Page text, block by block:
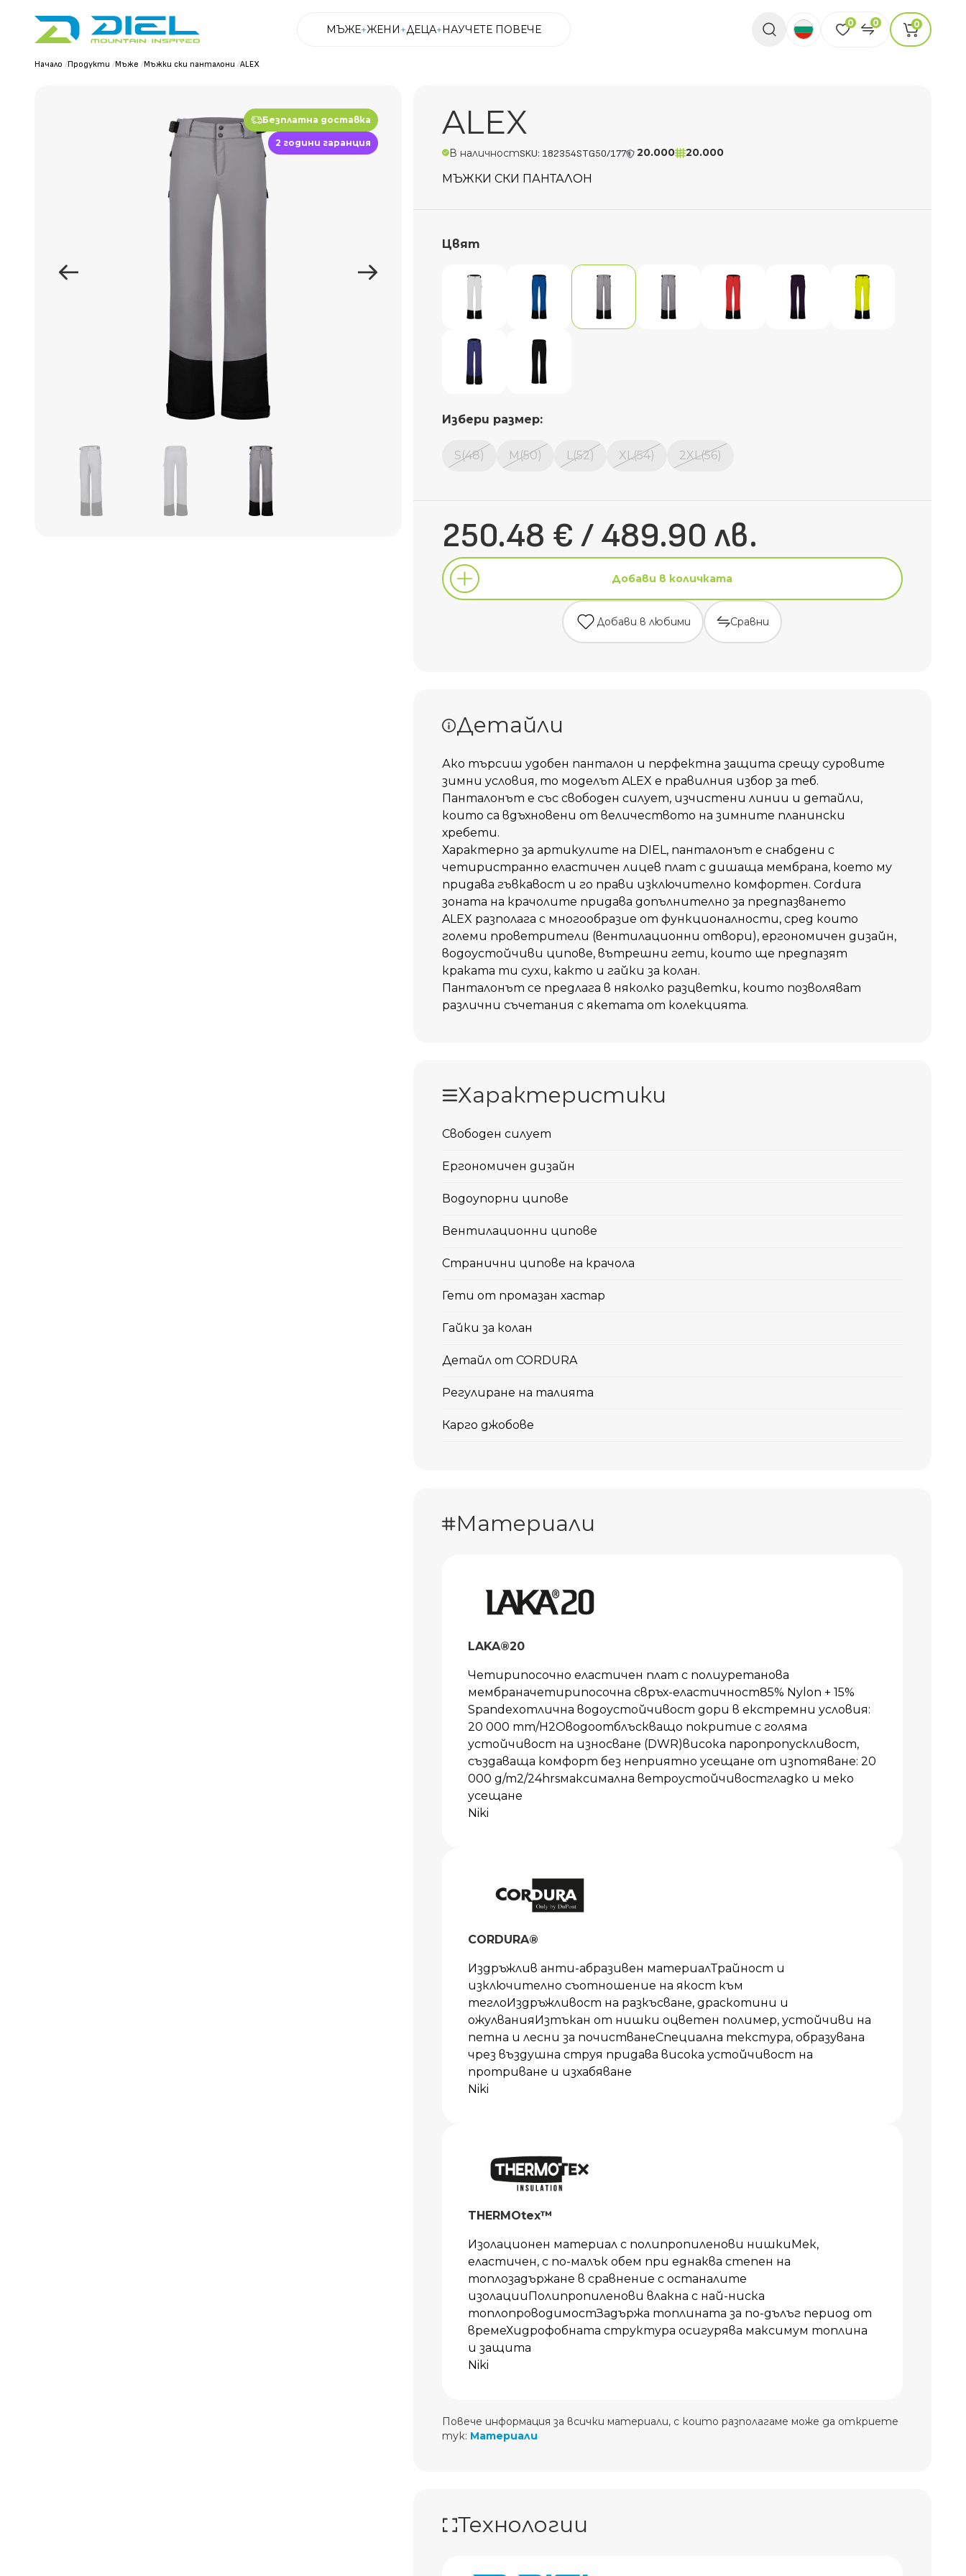
МЪЖЕ ЖЕНИ ДЕЦА НАУЧЕТЕ ПОВЕЧЕ
0 0 0
Начало /Продукти /Мъже /Мъжки ски панталони /ALEX
Безплатна доставка
2 години гаранция
ALEX
В наличностSKU: 182354STG50/177 20.000 20.000
МЪЖКИ СКИ ПАНТАЛОН
Цвят
Избери размер:
S(48) M(50) L(52) XL(54) 2XL(56)
250.48 € / 489.90 лв.
Добави в количката
Добави в любими Сравни
Детайли
Ако търсиш удобен панталон и перфектна защита срещу суровите
зимни условия, то моделът ALEX е правилния избор за теб.
Панталонът е със свободен силует, изчистени линии и детайли,
които са вдъхновени от величеството на зимните планински
хребети.
Характерно за артикулите на DIEL, панталонът е снабдени с
четиристранно еластичен лицев плат с дишаща мембрана, което му
придава гъвкавост и го прави изключително комфортен. Cordura
зоната на крачолите придава допълнително за предпазването
ALEX разполага с многообразие от функционалности, сред които
големи проветрители (вентилационни отвори), ергономичен дизайн,
водоустойчиви ципове, вътрешни гети, които ще предпазят
краката ти сухи, както и гайки за колан.
Панталонът се предлага в няколко разцветки, които позволяват
различни съчетания с якетата от колекцията.
Характеристики
Свободен силует
Ергономичен дизайн
Водоупорни ципове
Вентилационни ципове
Странични ципове на крачола
Гети от промазан хастар
Гайки за колан
Детайл от CORDURA
Регулиране на талията
Карго джобове
Материали
LAKA®20
Четирипосочно еластичен плат с полиуретанова
мембраначетирипосочна свръх-еластичност85% Nylon + 15%
Spandexотлична водоустойчивост дори в екстремни условия:
20 000 mm/H2Oводоотблъскващо покритие с голяма
устойчивост на износване (DWR)висока паропропускливост,
създаваща комфорт без неприятно усещане от изпотяване: 20
000 g/m2/24hrsмаксимална ветроустойчивостгладко и меко
усещане
Niki
CORDURA®
Издръжлив анти-абразивен материалТрайност и
изключително съотношение на якост към
теглоИздръжливост на разкъсване, драскотини и
ожулванияИзтъкан от нишки оцветен полимер, устойчиви на
петна и лесни за почистванеСпециална текстура, образувана
чрез въздушна струя придава висока устойчивост на
протриване и изхабяване
Niki
THERMOtex™
Изолационен материал с полипропиленови нишкиМек,
еластичен, с по-малък обем при еднаква степен на
топлозадържане в сравнение с останалите
изолацииПолипропиленови влакна с най-ниска
топлопроводимостЗадържа топлината за по-дълъг период от
времеХидрофобната структура осигурява максимум топлина
и защита
Niki
Повече информация за всички материали, с които разполагаме може да откриете
тук: Материали
Технологии